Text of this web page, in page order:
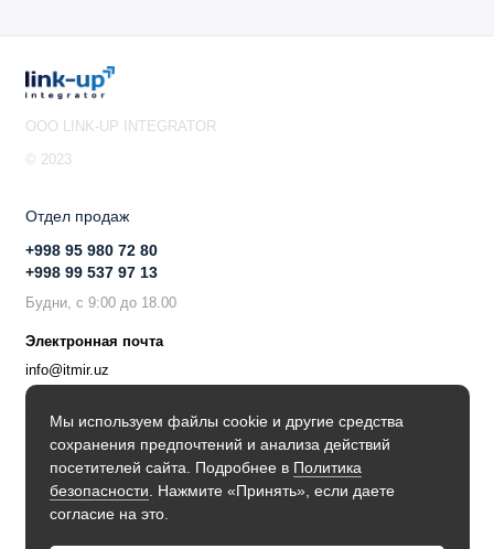
Мы используем файлы cookie и другие средства
сохранения предпочтений и анализа действий
посетителей сайта. Подробнее в Политика
безопасности . Нажмите «Принять», если даете
согласие на это.
OOO LINK-UP INTEGRATOR
© 2023
Отдел продаж
+998 95 980 72 80
+998 99 537 97 13
Будни, с 9:00 до 18.00
Электронная почта
info@itmir.uz
Поддержка в мессенджере
Будьте в курсе наших новостей!